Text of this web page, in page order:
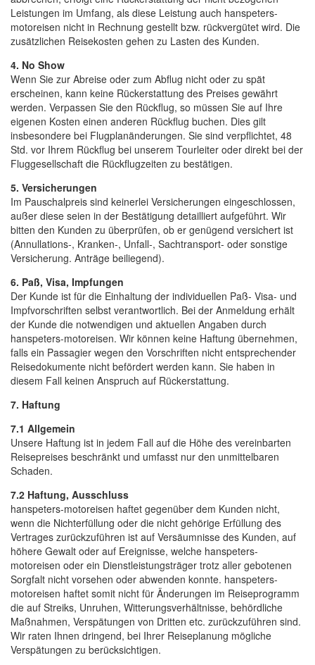
Leistungen im Umfang, als diese Leistung auch hanspeters-
motoreisen nicht in Rechnung gestellt bzw. rückvergütet wird. Die
zusätzlichen Reisekosten gehen zu Lasten des Kunden.
4. No Show
Wenn Sie zur Abreise oder zum Abflug nicht oder zu spät
erscheinen, kann keine Rückerstattung des Preises gewährt
werden. Verpassen Sie den Rückflug, so müssen Sie auf Ihre
eigenen Kosten einen anderen Rückflug buchen. Dies gilt
insbesondere bei Flugplanänderungen. Sie sind verpflichtet, 48
Std. vor Ihrem Rückflug bei unserem Tourleiter oder direkt bei der
Fluggesellschaft die Rückflugzeiten zu bestätigen.
5. Versicherungen
Im Pauschalpreis sind keinerlei Versicherungen eingeschlossen,
außer diese seien in der Bestätigung detailliert aufgeführt. Wir
bitten den Kunden zu überprüfen, ob er genügend versichert ist
(Annullations-, Kranken-, Unfall-, Sachtransport- oder sonstige
Versicherung. Anträge beiliegend).
6. Paß, Visa, Impfungen
Der Kunde ist für die Einhaltung der individuellen Paß- Visa- und
Impfvorschriften selbst verantwortlich. Bei der Anmeldung erhält
der Kunde die notwendigen und aktuellen Angaben durch
hanspeters-motoreisen. Wir können keine Haftung übernehmen,
falls ein Passagier wegen den Vorschriften nicht entsprechender
Reisedokumente nicht befördert werden kann. Sie haben in
diesem Fall keinen Anspruch auf Rückerstattung.
7. Haftung
7.1 Allgemein
Unsere Haftung ist in jedem Fall auf die Höhe des vereinbarten
Reisepreises beschränkt und umfasst nur den unmittelbaren
Schaden.
7.2 Haftung, Ausschluss
hanspeters-motoreisen haftet gegenüber dem Kunden nicht,
wenn die Nichterfüllung oder die nicht gehörige Erfüllung des
Vertrages zurückzuführen ist auf Versäumnisse des Kunden, auf
höhere Gewalt oder auf Ereignisse, welche hanspeters-
motoreisen oder ein Dienstleistungsträger trotz aller gebotenen
Sorgfalt nicht vorsehen oder abwenden konnte. hanspeters-
motoreisen haftet somit nicht für Änderungen im Reiseprogramm
die auf Streiks, Unruhen, Witterungsverhältnisse, behördliche
Maßnahmen, Verspätungen von Dritten etc. zurückzuführen sind.
Wir raten Ihnen dringend, bei Ihrer Reiseplanung mögliche
Verspätungen zu berücksichtigen.